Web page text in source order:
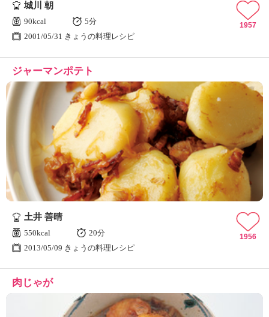
城川 朝
90kcal
5分
2001/05/31 きょうの料理レシピ
1957
ジャーマンポテト
土井 善晴
550kcal
20分
2013/05/09 きょうの料理レシピ
1956
肉じゃが